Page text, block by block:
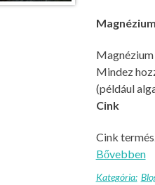
Magnézium
Mindez
(például
Cink
Cink
Bővebben
Kategória: